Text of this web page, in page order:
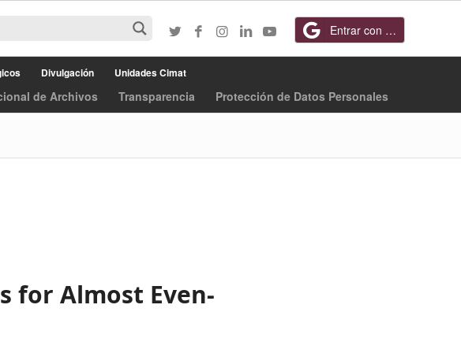
Entrar con Google
Divulgación Unidades Cimat
de Archivos Transparencia Protección de Datos Personales
for Almost Even-